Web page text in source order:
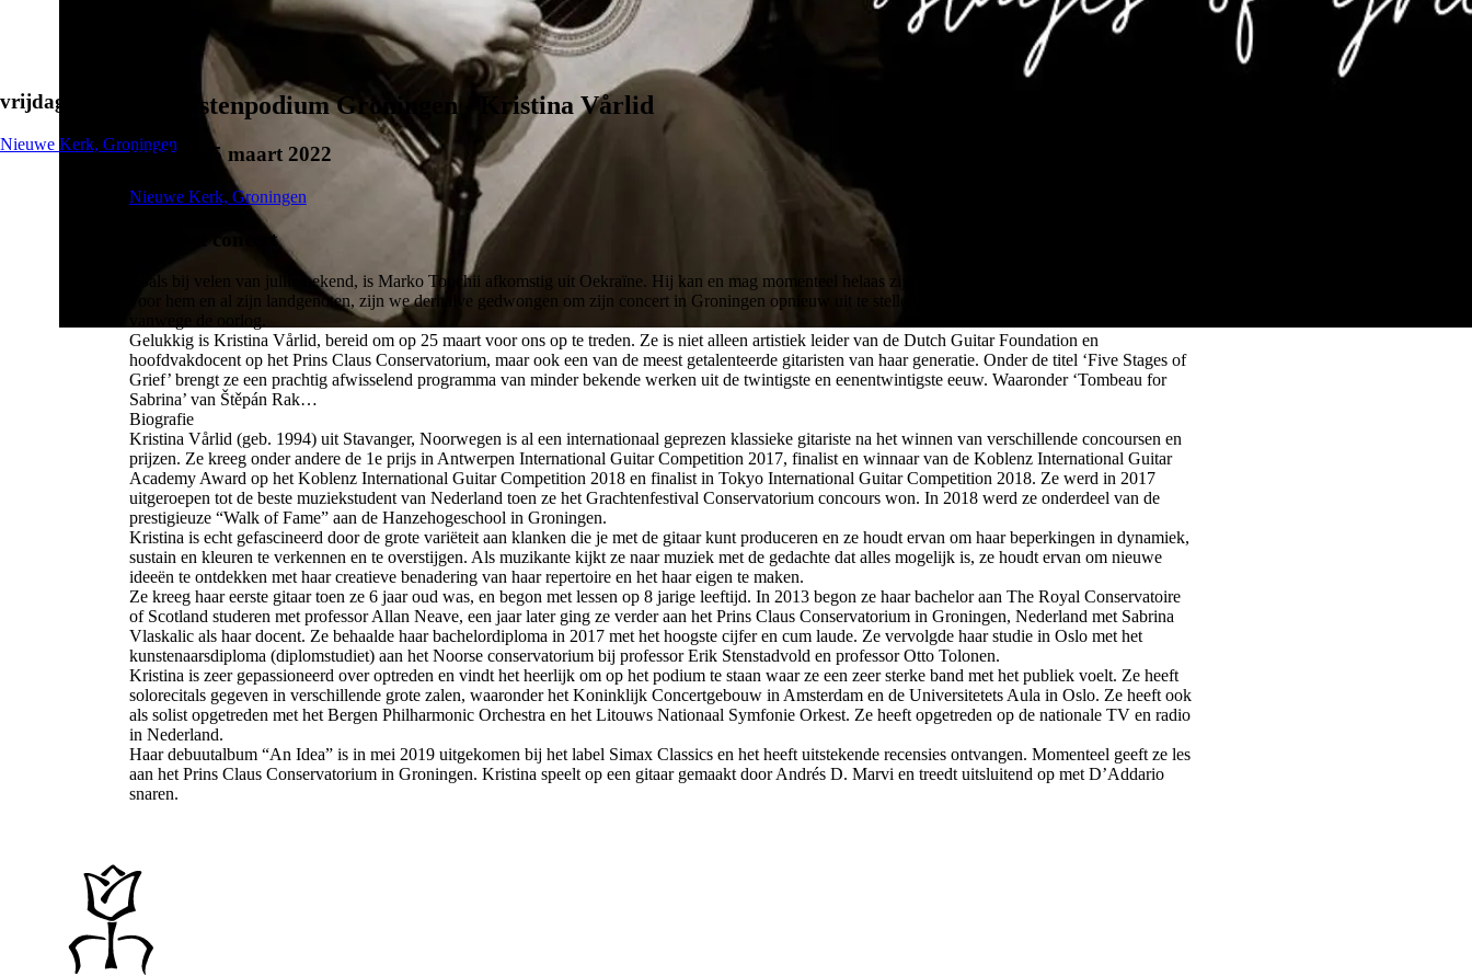
vrijdag 25 maart 2022
Nieuwe Kerk, Groningen
Gitaristenpodium Groningen - Kristina Vårlid
vrijdag 25 maart 2022
Nieuwe Kerk, Groningen
Over het concert
Zoals bij velen van jullie bekend, is Marko Topchii afkomstig uit Oekraïne. Hij kan en mag momenteel helaas zijn land niet uit… Met pijn in ons hart,
voor hem en al zijn landgenoten, zijn we derhalve gedwongen om zijn concert in Groningen opnieuw uit te stellen. Dit jaar niet vanwege Corona maar
vanwege de oorlog.
Gelukkig is Kristina Vårlid, bereid om op 25 maart voor ons op te treden. Ze is niet alleen artistiek leider van de Dutch Guitar Foundation en
hoofdvakdocent op het Prins Claus Conservatorium, maar ook een van de meest getalenteerde gitaristen van haar generatie. Onder de titel ‘Five Stages of
Grief’ brengt ze een prachtig afwisselend programma van minder bekende werken uit de twintigste en eenentwintigste eeuw. Waaronder ‘Tombeau for
Sabrina’ van Štěpán Rak…
Biografie
Kristina Vårlid (geb. 1994) uit Stavanger, Noorwegen is al een internationaal geprezen klassieke gitariste na het winnen van verschillende concoursen en
prijzen. Ze kreeg onder andere de 1e prijs in Antwerpen International Guitar Competition 2017, finalist en winnaar van de Koblenz International Guitar
Academy Award op het Koblenz International Guitar Competition 2018 en finalist in Tokyo International Guitar Competition 2018. Ze werd in 2017
uitgeroepen tot de beste muziekstudent van Nederland toen ze het Grachtenfestival Conservatorium concours won. In 2018 werd ze onderdeel van de
prestigieuze “Walk of Fame” aan de Hanzehogeschool in Groningen.
Kristina is echt gefascineerd door de grote variëteit aan klanken die je met de gitaar kunt produceren en ze houdt ervan om haar beperkingen in dynamiek,
sustain en kleuren te verkennen en te overstijgen. Als muzikante kijkt ze naar muziek met de gedachte dat alles mogelijk is, ze houdt ervan om nieuwe
ideeën te ontdekken met haar creatieve benadering van haar repertoire en het haar eigen te maken.
Ze kreeg haar eerste gitaar toen ze 6 jaar oud was, en begon met lessen op 8 jarige leeftijd. In 2013 begon ze haar bachelor aan The Royal Conservatoire
of Scotland studeren met professor Allan Neave, een jaar later ging ze verder aan het Prins Claus Conservatorium in Groningen, Nederland met Sabrina
Vlaskalic als haar docent. Ze behaalde haar bachelordiploma in 2017 met het hoogste cijfer en cum laude. Ze vervolgde haar studie in Oslo met het
kunstenaarsdiploma (diplomstudiet) aan het Noorse conservatorium bij professor Erik Stenstadvold en professor Otto Tolonen.
Kristina is zeer gepassioneerd over optreden en vindt het heerlijk om op het podium te staan waar ze een zeer sterke band met het publiek voelt. Ze heeft
solorecitals gegeven in verschillende grote zalen, waaronder het Koninklijk Concertgebouw in Amsterdam en de Universitetets Aula in Oslo. Ze heeft ook
als solist opgetreden met het Bergen Philharmonic Orchestra en het Litouws Nationaal Symfonie Orkest. Ze heeft opgetreden op de nationale TV en radio
in Nederland.
Haar debuutalbum “An Idea” is in mei 2019 uitgekomen bij het label Simax Classics en het heeft uitstekende recensies ontvangen. Momenteel geeft ze les
aan het Prins Claus Conservatorium in Groningen. Kristina speelt op een gitaar gemaakt door Andrés D. Marvi en treedt uitsluitend op met D’Addario
snaren.